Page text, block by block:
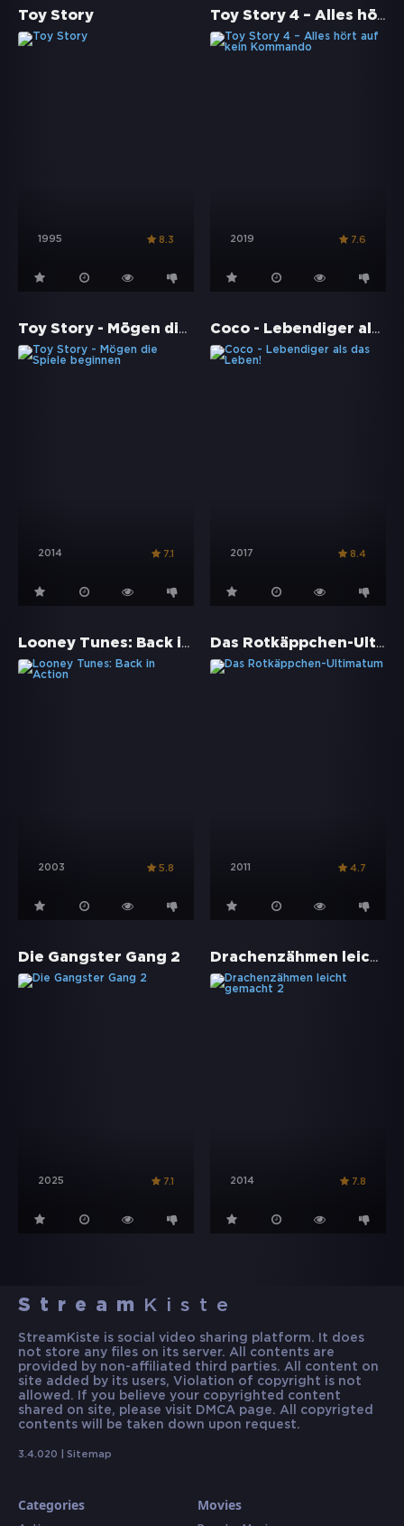
Toy Story
1995 8.3
Toy Story 4 – Alles hört auf kein Kommando
2019 7.6
Toy Story - Mögen die Spiele beginnen
2014 7.1
Coco - Lebendiger als das Leben!
2017 8.4
Looney Tunes: Back in Action
2003 5.8
Das Rotkäppchen-Ultimatum
2011 4.7
Die Gangster Gang 2
2025 7.1
Drachenzähmen leicht gemacht 2
2014 7.8
Stream Kiste
StreamKiste is social video sharing platform. It does
not store any files on its server. All contents are
provided by non-affiliated third parties. All content on
site added by its users, Violation of copyright is not
allowed. If you believe your copyrighted content
shared on site, please visit DMCA page. All copyrigted
contents will be taken down upon request.
3.4.020 | Sitemap
Categories Movies